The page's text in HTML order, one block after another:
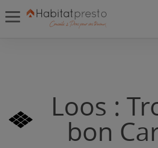
Loos :
bon